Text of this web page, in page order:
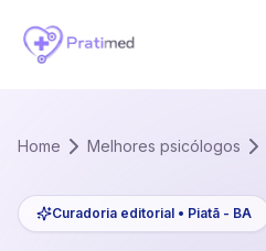
Home Melhores psicólogos
Curadoria editorial • Piatã - BA